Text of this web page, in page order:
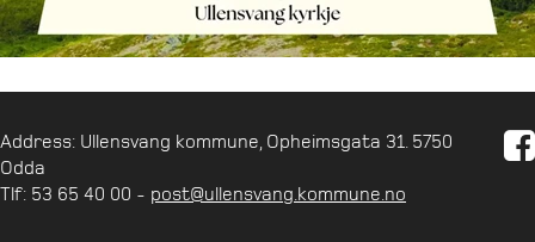
Address: Ullensvang kommune, Opheimsgata 31. 5750
Odda
Tlf: 53 65 40 00 - post@ullensvang.kommune.no